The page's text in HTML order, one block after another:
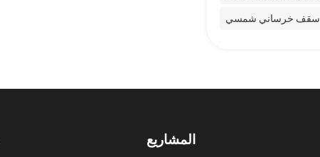
سقف خرساني شمسي
المشاريع